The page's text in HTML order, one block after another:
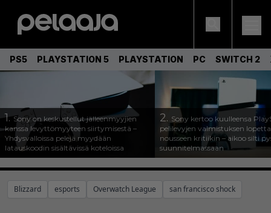
PS5 PLAYSTATION 5 PLAYSTATION PC SWITCH 2
1.Sony on keskustellut jälleenmyyjien
kanssa levyttömyyteen siirtymisestä –
Yhdysvalloissa pelejä myydään
latauskoodin sisältävissä koteloissa
2. Sony kertoo kuulleensa
pelilevyjen valmistuksen
nousseen kritiikin – aikoo silti
suunnitelmassaan
Blizzard esports Overwatch League san francisco shock